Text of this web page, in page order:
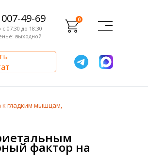
49-69
07:30 до 18:30
выходной
0
к гладким мышцам,
фактор на